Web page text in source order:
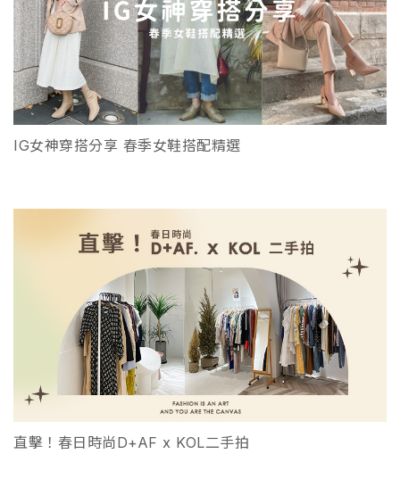
IG女神穿搭分享 春季女鞋搭配精選
直擊！春日時尚D+AF x KOL二手拍